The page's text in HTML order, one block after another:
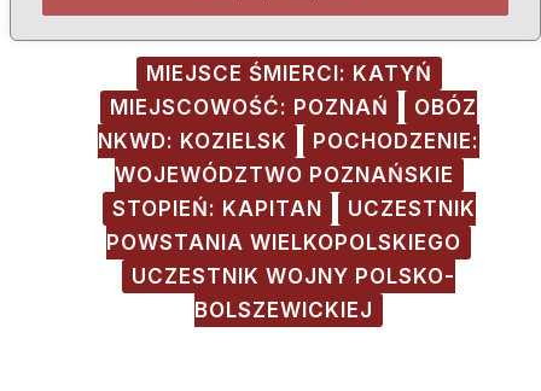
MIEJSCE ŚMIERCI: KATYŃ
MIEJSCOWOŚĆ: POZNAŃ
OBÓZ
NKWD: KOZIELSK
POCHODZENIE:
WOJEWÓDZTWO POZNAŃSKIE
STOPIEŃ: KAPITAN
UCZESTNIK
POWSTANIA WIELKOPOLSKIEGO
UCZESTNIK WOJNY POLSKO-
BOLSZEWICKIEJ